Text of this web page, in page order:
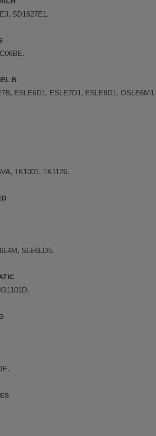
SD1627E1.
B
ESLE6D1, ESLE7D1, ESLE8D1, OSLE6M1.
TK1001, TK1126.
SLE6LD5.